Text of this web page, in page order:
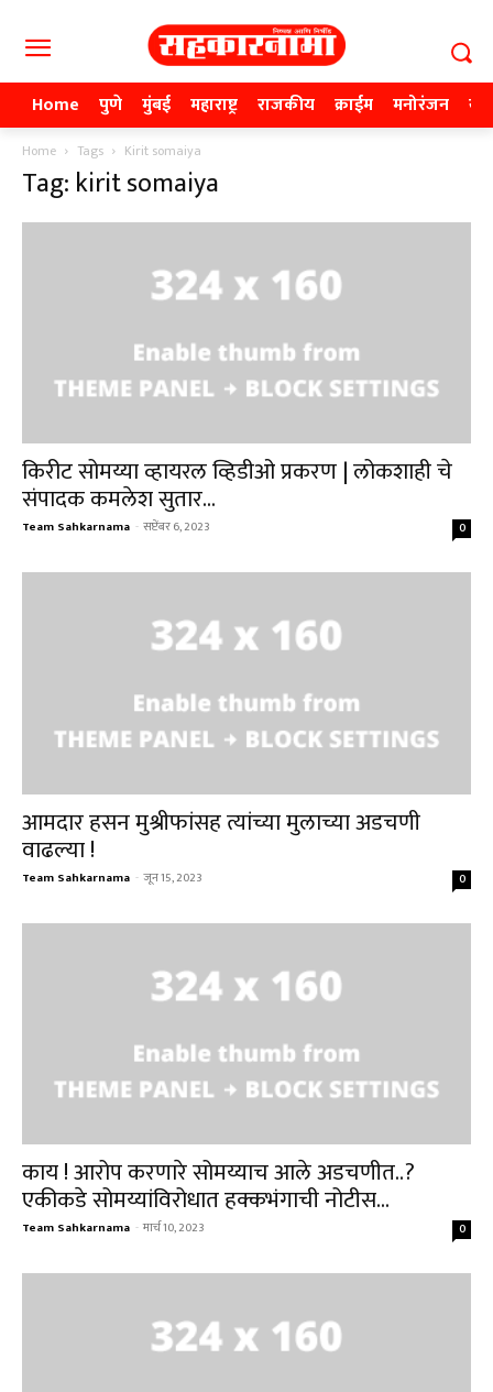
Home पुणे मुंबई महाराष्ट्र राजकीय क्राईम मनोरंजन
Home Tags Kirit somaiya
Tag: kirit somaiya
किरीट सोमय्या व्हायरल व्हिडीओ प्रकरण | लोकशाही चे
संपादक कमलेश सुतार...
Team Sahkarnama - सप्टेंबर 6, 2023 0
आमदार हसन मुश्रीफांसह त्यांच्या मुलाच्या अडचणी
वाढल्या !
Team Sahkarnama - जून 15, 2023 0
काय ! आरोप करणारे सोमय्याच आले अडचणीत..?
एकीकडे सोमय्यांविरोधात हक्कभंगाची नोटीस...
Team Sahkarnama - मार्च 10, 2023 0